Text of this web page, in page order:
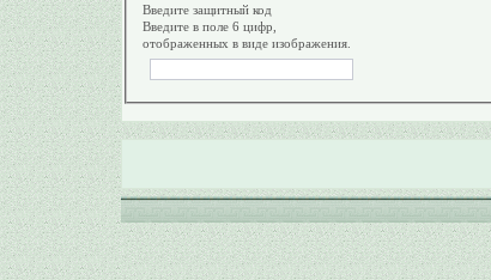
Введите защитный код
Введите в поле 6 цифр,
отображенных в виде изображения.